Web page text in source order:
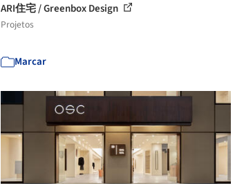
ARI住宅 / Greenbox Design
Projetos
Marcar